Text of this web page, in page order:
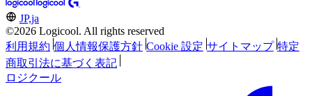
JP,ja
©2026 Logicool. All rights reserved
利用規約 個人情報保護方針 Cookie 設定 サイトマップ 特定
商取引法に基づく表記
ロジクール